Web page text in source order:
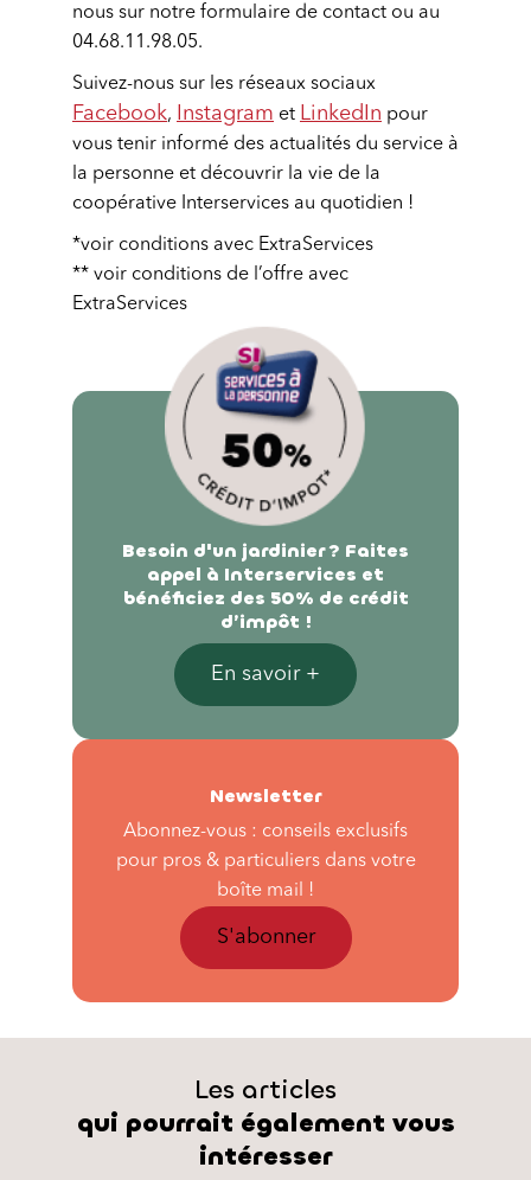
nous sur notre formulaire de contact ou au
04.68.11.98.05.
Suivez-nous sur les réseaux sociaux
Facebook, Instagram et LinkedIn pour
vous tenir informé des actualités du service à
la personne et découvrir la vie de la
coopérative Interservices au quotidien !
*voir conditions avec ExtraServices
** voir conditions de l’offre avec
ExtraServices
Besoin d'un jardinier ? Faites
appel à Interservices et
bénéficiez des 50% de crédit
d’impôt !
En savoir +
Newsletter
Abonnez-vous : conseils exclusifs
pour pros & particuliers dans votre
boîte mail !
S'abonner
Les articles
qui pourrait également vous
intéresser